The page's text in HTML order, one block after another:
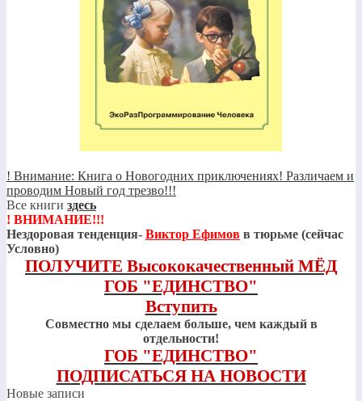
! Внимание: Книга о Новогодних приключениях! Различаем и
проводим Новый год трезво!!!
Все книги здесь
! ВНИМАНИЕ!!!
Нездоровая тенденция- Виктор Ефимов в тюрьме (сейчас
Условно)
ПОЛУЧИТЕ Высококачественный МЁД
ГОБ "ЕДИНСТВО"
Вступить
Совместно мы сделаем больше, чем каждый в
отдельности!
ГОБ "ЕДИНСТВО"
ПОДПИСАТЬСЯ НА НОВОСТИ
Новые записи